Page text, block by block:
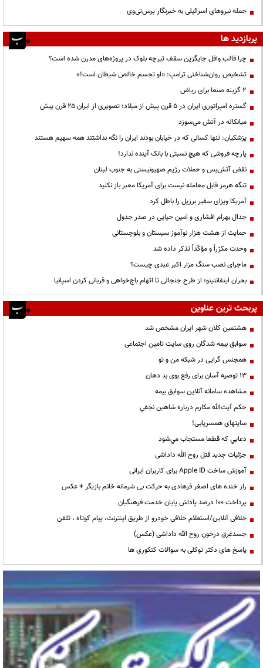
حمله نیروهای اسرائیلی به خبرنگار پرس‌تی‌وی
پربازدید ها
چرا قالب وافل جایگزین سقف تیرچه بلوک در پروژه‌های مدرن شده است؟
تشخیص روان‌شناختی ترامپ: «او تجسم خالص شیطان است!»
۲ گزینه صنعا برای ریاض
گستره امپراتوری ایران در ۵ قرن پیش از میلاد؛ تصویری از ایران ۲۵ قرن پیش
میانکاله در آتش می‌سوزد
پزشکیان: تنها کسانی که در خیابان بودند ایران را نگه نداشتند همه سهیم هستند
پارچه فروشی که هیچ نسبتی با بانک آینده ندارد!
نقض آتش‌بس و حملات رژیم صهیونیستی به جنوب لبنان
تنگه هرمز قابل معامله نیست برای آمریکا معبر باز نکنید
آمریکا ویزای سفیر برزیل را باطل کرد
جدال بهرام افشاری و امین حیایی در صدر جدول
حمایت از هشت هزار نوآموز سیستان و بلوچستانی
وحدت مکرّراً و مؤکّداً تذکر داده شد
ماجرای نصب سنگ مزار اکبر عبدی چیست؟
بحران اینفانتینو؛ از طرح جنجالی تا اتهام باج‌خواهی و قربانی کردن اسپانیا
پربحث ترین عناوین
هشتمین کلان شهر ایران مشخص شد
سوابق بیمه شدگان روی سایت تامین اجتماعی
همجنس گرایی در شبکه من و تو
13 توصیه آسان برای رفع بوی بد دهان
مشاهده سامانه آنلاين سوابق بیمه
حكم آيت‌الله مكارم درباره شاهين نجفي
سایتهای همسریابی!
دعايي كه قطعا مستجاب مي‌شود
جزئیات جدید قتل روح الله داداشی
آموزش ساخت Apple ID برای کاربران ایرانی
راز خنده های اصغر فرهادی به حرکت بی شرمانه خانم بازیگر + عکس
پرداخت ۱۰۰ درصد پاداش پایان خدمت فرهنگیان
خلافی آنلاین/استعلام خلافی خودرو از طریق اینترنت، پیام کوتاه ، تلفن
جسدغرق درخون روح الله داداشی (عکس)
پاسخ های دکتر توکلی به سوالات کنکوری ها